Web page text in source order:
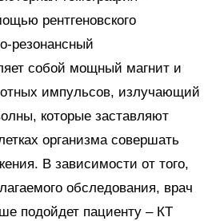
рентгеновского
резонансный
собой мощный магнит и
импульсов, излучающий
которые заставляют
организма совершать
В зависимости от того,
обследования, врач
подойдет пациенту – КТ